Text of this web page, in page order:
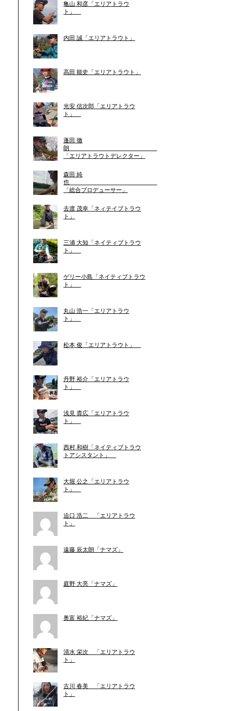
亀山 和彦「エリアトラウ
ト」
内田 誠「エリアトラウト」
高田 能史「エリアトラウト」
光安 信次郎「エリアトラウ
ト」
蓬田 徹
朗
「エリアトラウトデレクター」
森田 純
也
「総合プロデューサー」
去渡 茂幸「ネィテイブトラウ
ト」
三浦 大知「ネイティブトラウ
ト」
ゲリー小島「ネイティブトラウ
ト」
丸山 浩一「エリアトラウ
ト」
松本 俊「エリアトラウト」
丹野 裕介「エリアトラウ
ト」
浅見 貴広「エリアトラウ
ト」
西村 和樹「ネイティブトラウ
トアシスタント」
大堀 公之「エリアトラウ
ト」
迫口 浩二 「エリアトラウ
ト」
遠藤 辰太朗「ナマズ」
庭野 大亮「ナマズ」
奥富 裕紀「ナマズ」
清水 栄次 「エリアトラウ
ト」
古川 春美 「エリアトラウ
ト」